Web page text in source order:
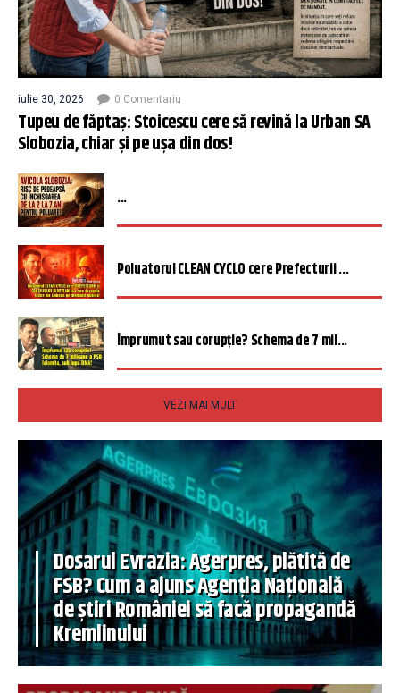
iulie 30, 2026 0 Comentariu
Tupeu de făptaș: Stoicescu cere să revină la Urban SA
Slobozia, chiar și pe ușa din dos!
...
Poluatorul CLEAN CYCLO cere Prefecturii ...
Împrumut sau corupție? Schema de 7 mil...
VEZI MAI MULT
Dosarul Evrazia: Agerpres, plătită de
FSB? Cum a ajuns Agenția Națională
de știri României să facă propagandă
Kremlinului